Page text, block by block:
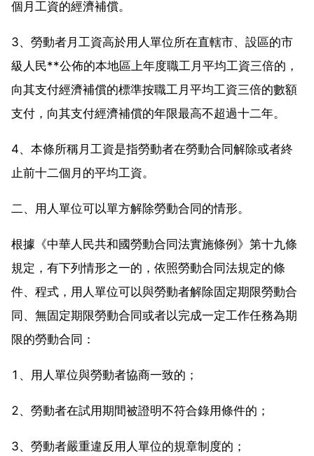
個月工資的經濟補償。
3、勞動者月工資高於用人單位所在直轄市、設區的市
級人民**公佈的本地區上年度職工月平均工資三倍的，
向其支付經濟補償的標準按職工月平均工資三倍的數額
支付，向其支付經濟補償的年限最高不超過十二年。
4、本條所稱月工資是指勞動者在勞動合同解除或者終
止前十二個月的平均工資。
二、用人單位可以單方解除勞動合同的情形。
根據《中華人民共和國勞動合同法實施條例》第十九條
規定，有下列情形之一的，依照勞動合同法規定的條
件、程式，用人單位可以與勞動者解除固定期限勞動合
同、無固定期限勞動合同或者以完成一定工作任務為期
限的勞動合同：
1、用人單位與勞動者協商一致的；
2、勞動者在試用期間被證明不符合錄用條件的；
3、勞動者嚴重違反用人單位的規章制度的；